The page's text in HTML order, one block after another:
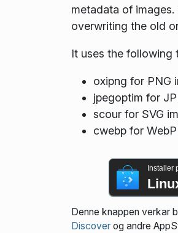
metadata of
overwriting the old
It uses the following
oxipng for PNG
jpegoptim for
scour for SVG
cwebp for
Installer
Denne knappen verkar
Discoverog andre